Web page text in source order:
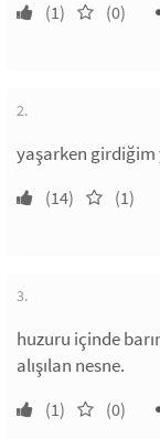
(1) (0)
2.
yaşarken girdiğim
(14) (1)
3.
huzuru içinde
alışılan nesne.
(1) (0)